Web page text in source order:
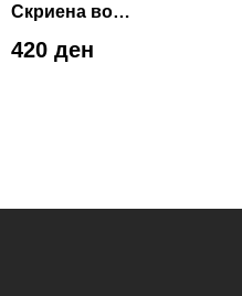
Скриена во
најмрачниот агол
420 ден